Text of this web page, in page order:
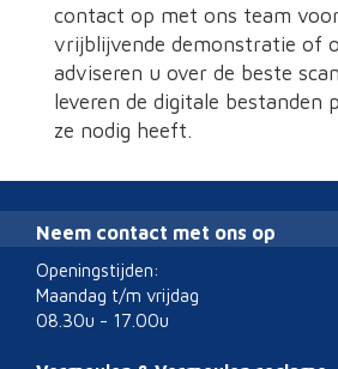
contact op met ons team
vrijblijvende demonstratie of
adviseren u over de beste
leveren de digitale bestanden
ze nodig heeft.
Neem contact met ons op
Openingstijden:
Maandag t/m vrijdag
08.30u - 17.00u